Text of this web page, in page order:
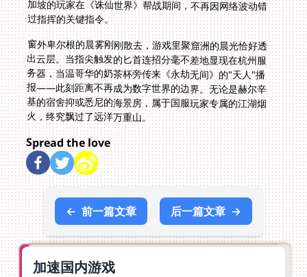
过指挥的关键指令。
窗外卑尔根的晨雾刚刚散去，游戏里聚窟洲的晨光恰好透
出云层。当指尖触发的匕首连招分毫不差地显现在杭州服
务器，当温哥华的奶茶杯旁传来《永劫无间》的"天人"播
报——此刻距离不再成为数字世界的边界。无论是赫尔辛
基的宿舍抑或悉尼的海景房，属于国服玩家专属的江湖烟
火，终究飘过了远洋万重山。
Spread the love
← 前一篇文章 后一篇文章 →
加速国内游戏